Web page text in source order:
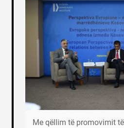
Me qëllim të promovimit